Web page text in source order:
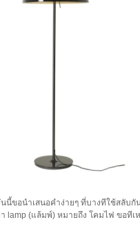
นี้ขอนำเสนอคำง่ายๆ ที่บางทีใช้สลับกั
lamp (แล้มพ์) หมายถึง โคมไฟ ขอทีเ